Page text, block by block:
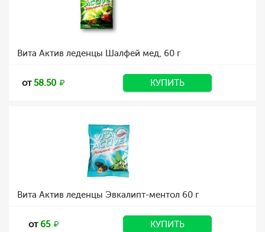
Вита Актив леденцы Шалфей мед, 60 г
от58.50 КУПИТЬ
Вита Актив леденцы Эвкалипт-ментол 60 г
от65 КУПИТЬ